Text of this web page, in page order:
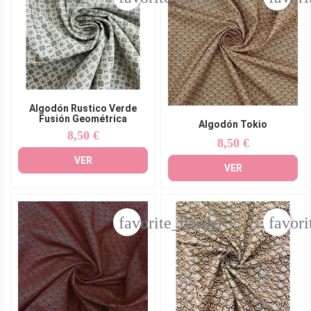
Algodón Rustico Verde
Fusión Geométrica
Precio
8,50 €
VER
Algodón Tokio
Precio
8,50 €
VER
favorite_border